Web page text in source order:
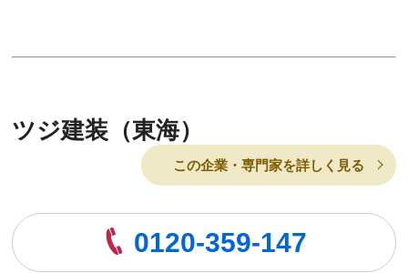
ツジ建装（東海）
この企業・専門家を詳しく見る
0120-359-147